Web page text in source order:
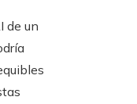
de un